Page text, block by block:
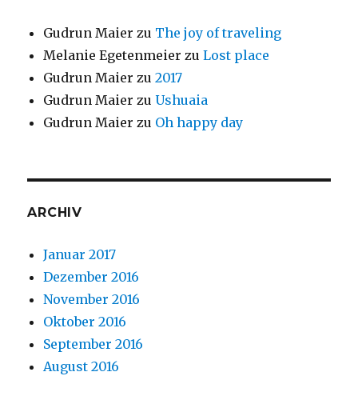
Gudrun Maier zu The joy of traveling
Melanie Egetenmeier zuLost place
Gudrun Maier zu2017
Gudrun Maier zuUshuaia
Gudrun Maier zu Oh happy day
ARCHIV
Januar 2017
Dezember 2016
November 2016
Oktober 2016
September 2016
August 2016